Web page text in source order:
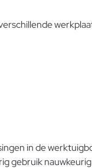
in de
gebruik